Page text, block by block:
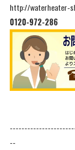
http://waterheater-
0120-972-286
--